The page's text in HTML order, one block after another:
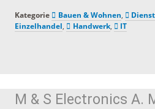
Kategorie Bauen & Wohnen,
Einzelhandel, Handwerk, IT
M & S Electronics A.